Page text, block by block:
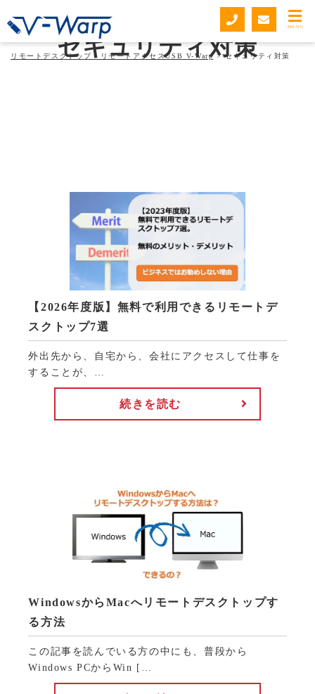
MENU
リモートデスクトップ・リモートアクセスUSB V-Warp>セキュリティ対策
セキュリティ対策
【2026年度版】無料で利用できるリモートデ
スクトップ7選
外出先から、自宅から、会社にアクセスして仕事を
することが、…
続きを読む
WindowsからMacへリモートデスクトップす
る方法
この記事を読んでいる方の中にも、普段から
Windows PCからWin […